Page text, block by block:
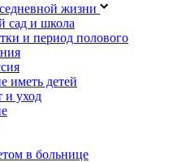
жизни
сад и школа
и период полового
иметь детей
и уход
в больнице